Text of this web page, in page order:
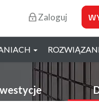
Zaloguj